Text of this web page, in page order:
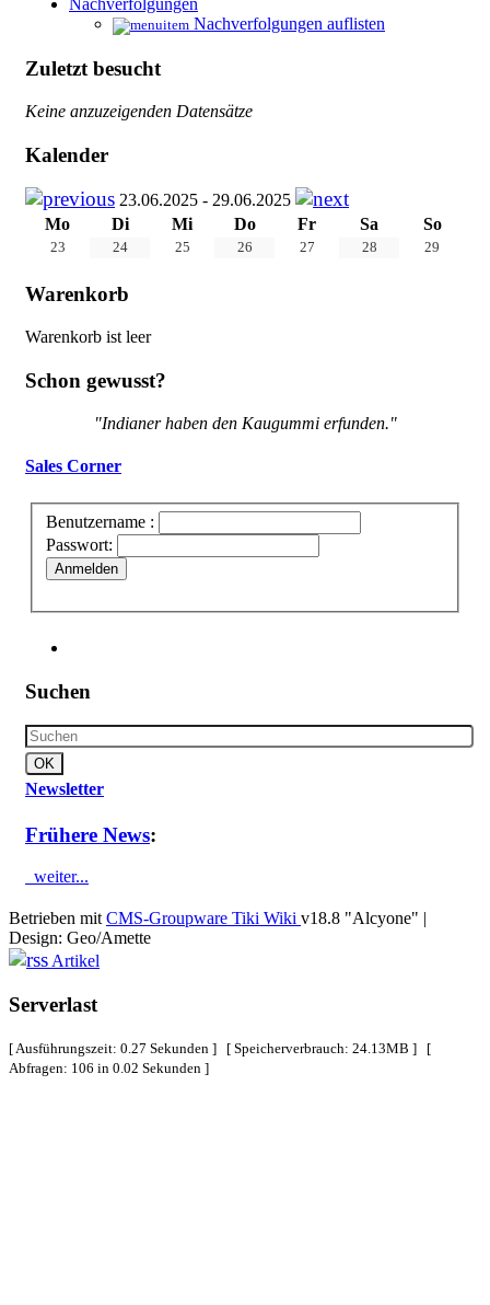
Nachverfolgungen
Nachverfolgungen auflisten
Zuletzt besucht
Keine anzuzeigenden Datensätze
Kalender
23.06.2025 - 29.06.2025
Mo
Di Mi Do Fr Sa So
23 24 25 26 27 28 29
Warenkorb
Warenkorb ist leer
Schon gewusst?
"Indianer haben den Kaugummi erfunden."
Sales Corner
Benutzername :
Passwort:
Anmelden
Suchen
Newsletter
Frühere News:
weiter...
Betrieben mitCMS-Groupware Tiki Wiki v18.8 "Alcyone"
Design: Geo/Amette
Artikel
Serverlast
[ Ausführungszeit: 0.27 Sekunden ] [ Speicherverbrauch: 24.13MB ] [
Abfragen: 106 in 0.02 Sekunden ]